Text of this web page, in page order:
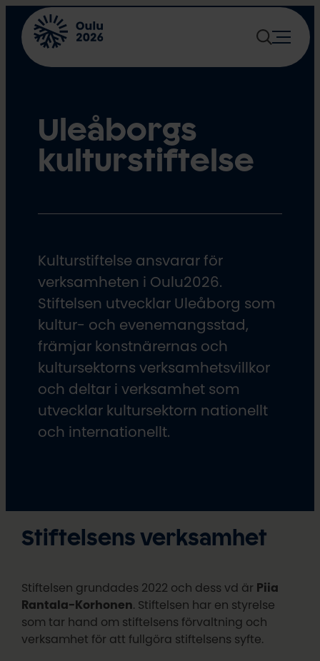
content
Uleåborgs
kulturstiftelse
Kulturstiftelse ansvarar för
verksamheten i Oulu2026.
Stiftelsen utvecklar Uleåborg som
kultur- och evenemangsstad,
främjar konstnärernas och
kultursektorns verksamhetsvillkor
och deltar i verksamhet som
utvecklar kultursektorn nationellt
och internationellt.
Stiftelsens verksamhet
Stiftelsen grundades 2022 och dess vd är Piia
Rantala-Korhonen . Stiftelsen har en styrelse
som tar hand om stiftelsens förvaltning och
verksamhet för att fullgöra stiftelsens syfte.